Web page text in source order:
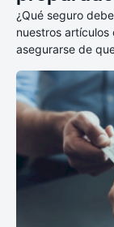
¿Qué seguro
nuestros artículos
asegurarse de